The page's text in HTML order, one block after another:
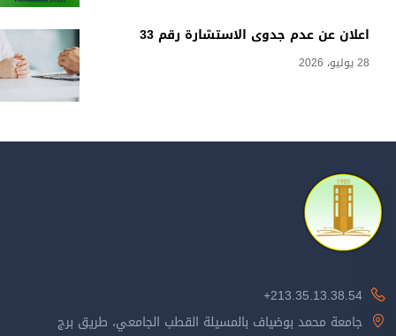
اعلان عن عدم جدوى الاستشارة رقم 33
28 يوليو، 2026
213.35.13.38.54+
جامعة محمد بوضياف بالمسيلة القطب الجامعي، طريق برج